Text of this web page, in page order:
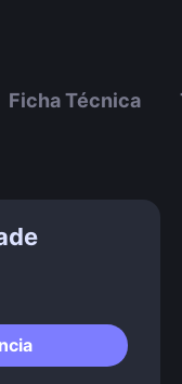
Ficha Técnica